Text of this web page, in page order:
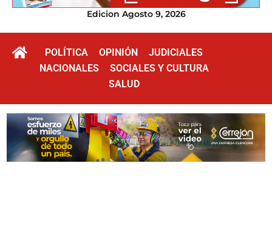
Edicion Agosto 9, 2026
POLÍTICA OPINIÓN
JUDICIALES
NACIONALES
SOCIALES Y CULTURA
SALUD